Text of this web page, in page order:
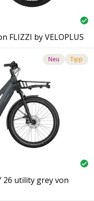
FLIZZI by VELOPLUS
Neu Tipp
26 utility grey von